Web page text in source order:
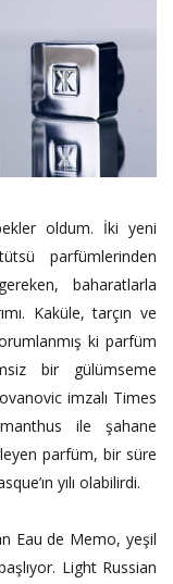
oldum. İki yeni
parfümlerinden
baharatlarla
Kaküle, tarçın ve
ki parfüm
bir gülümseme
imzalı Times
ile şahane
parfüm, bir süre
yılı olabilirdi.
Eau de Memo, yeşil
Light Russian